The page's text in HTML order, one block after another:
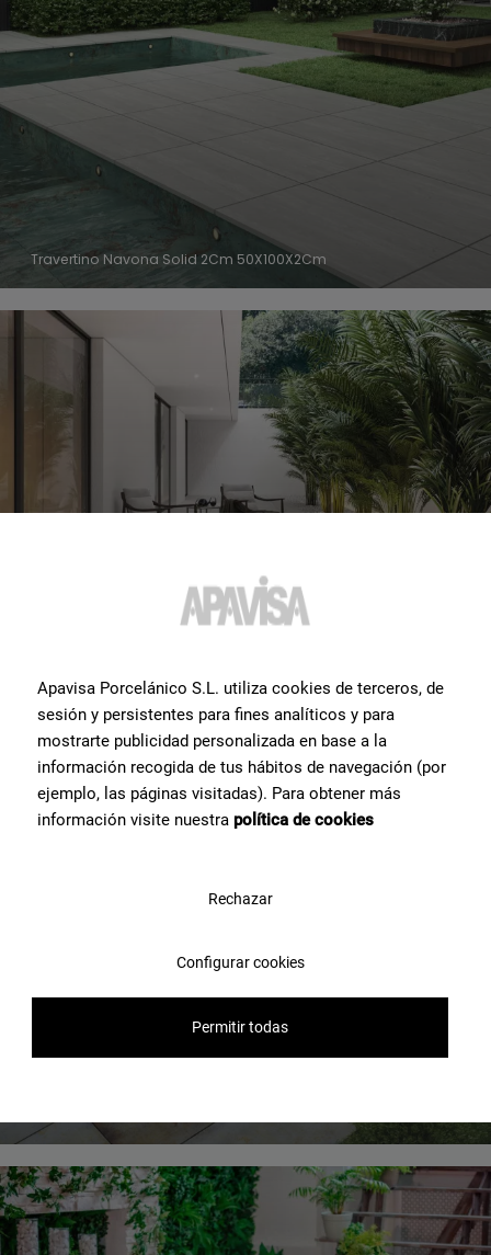
Travertino Navona Solid 2Cm 50X100X2Cm
Fragmenta Grey Solid 2Cm 50X100X2Cm
Apavisa Porcelánico S.L. utiliza cookies de terceros, de
sesión y persistentes para fines analíticos y para
mostrarte publicidad personalizada en base a la
información recogida de tus hábitos de navegación (por
ejemplo, las páginas visitadas). Para obtener más
información visite nuestra política de cookies
Rechazar
Configurar cookies
Permitir todas